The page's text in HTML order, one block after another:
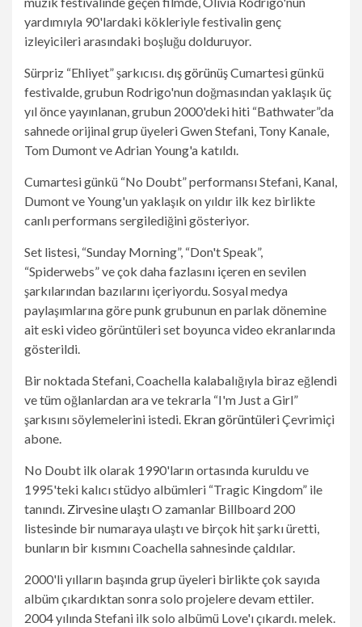
yardımıyla 90'lardaki kökleriyle festivalin genç
izleyicileri arasındaki boşluğu dolduruyor.
Sürpriz “Ehliyet” şarkıcısı.dış görünüşCumartesi günkü
festivalde, grubun Rodrigo'nun doğmasından yaklaşık üç
yıl önce yayınlanan, grubun 2000'deki hiti “Bathwater”da
sahnede orijinal grup üyeleri Gwen Stefani, Tony Kanale,
Tom Dumont ve Adrian Young'a katıldı.
Cumartesi günkü “No Doubt” performansı Stefani, Kanal,
Dumont ve Young'un yaklaşık on yıldır ilk kez birlikte
canlı performans sergilediğini gösteriyor.
Set listesi, “Sunday Morning”, “Don't Speak”,
“Spiderwebs” ve çok daha fazlasını içeren en sevilen
şarkılarından bazılarını içeriyordu. Sosyal medya
paylaşımlarına göre punk grubunun en parlak dönemine
ait eski video görüntüleri set boyunca video ekranlarında
gösterildi.
Bir noktada Stefani, Coachella kalabalığıyla biraz eğlendi
ve tüm oğlanlardan ara ve tekrarla “I'm Just a Girl”
şarkısını söylemelerini istedi. Ekran görüntüleriÇevrimiçi
abone.
No Doubt ilk olarak 1990'ların ortasında kuruldu ve
1995'teki kalıcı stüdyo albümleri “Tragic Kingdom” ile
tanındı. Zirvesine ulaştıO zamanlar Billboard 200
listesinde bir numaraya ulaştı ve birçok hit şarkı üretti,
bunların bir kısmını Coachella sahnesinde çaldılar.
2000'li yılların başında grup üyeleri birlikte çok sayıda
albüm çıkardıktan sonra solo projelere devam ettiler.
2004 yılında Stefani ilk solo albümü Love'ı çıkardı. melek.